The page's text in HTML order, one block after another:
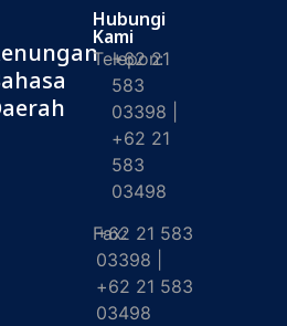
Hubungi
Kami
Telepon:
+62 21
583
03398 |
+62 21
583
03498
Fax:
+62 21 583
03398 |
+62 21 583
03498